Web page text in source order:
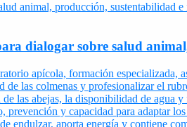
dialogar sobre salud